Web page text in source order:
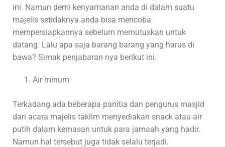
ini. Namun demi kenyamanan anda di dalam suatu
majelis setidaknya anda bisa mencoba
mempersiapkannya sebelum memutuskan untuk
datang. Lalu apa saja barang barang yang harus di
bawa? Simak penjabaran nya berikut ini.
Air minum
Terkadang ada beberapa panitia dan pengurus masjid
dari acara majelis taklim menyediakan snack atau air
putih dalam kemasan untuk para jamaah yang hadir.
Namun hal tersebut juga tidak selalu terjadi.